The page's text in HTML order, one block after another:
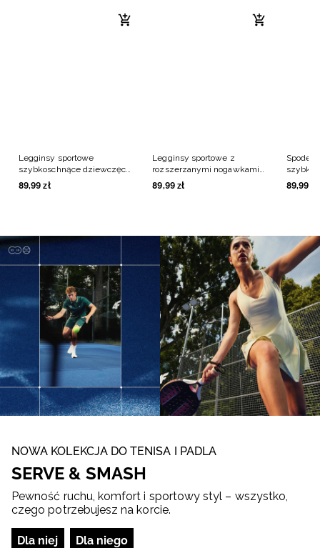
Legginsy sportowe
szybkoschnące dziewczęce
- fioletowe
89,99 zł
Legginsy sportowe z
rozszerzanymi nogawkami
dziewczęce - czarne
89,99 zł
czarne
89,99
NOWA KOLEKCJA DO TENISA I PADLA
SERVE & SMASH
Pewność ruchu, komfort i sportowy styl – wszystko,
czego potrzebujesz na korcie.
Dla niej Dla niego